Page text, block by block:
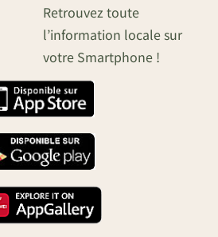
Retrouvez toute
l’information locale sur
votre Smartphone !